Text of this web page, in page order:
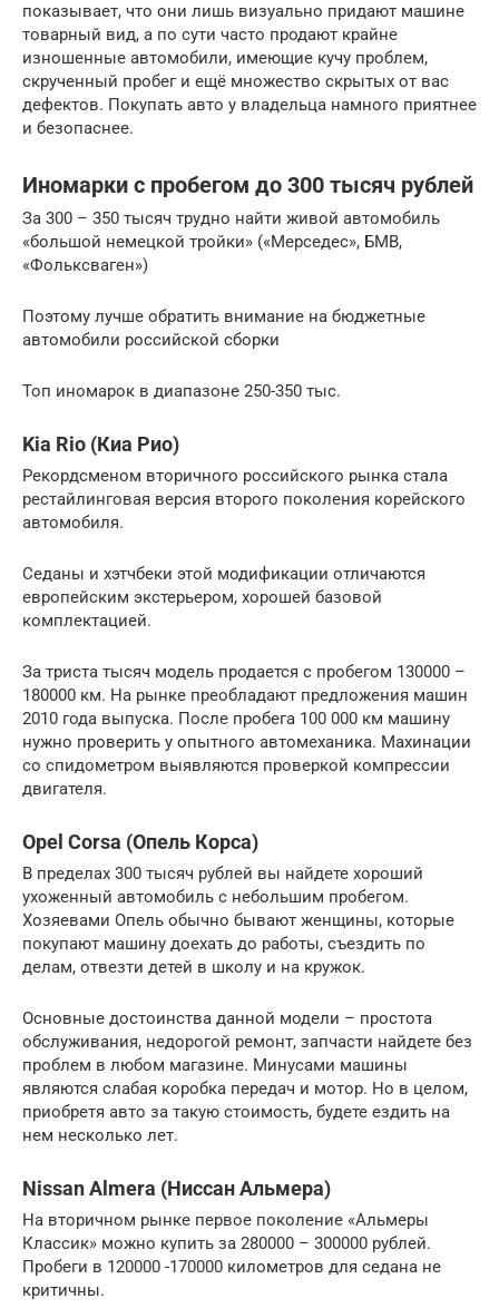
показывает, что они лишь визуально придают машине
товарный вид, а по сути часто продают крайне
изношенные автомобили, имеющие кучу проблем,
скрученный пробег и ещё множество скрытых от вас
дефектов. Покупать авто у владельца намного приятнее
и безопаснее.
Иномарки с пробегом до 300 тысяч рублей
За 300 – 350 тысяч трудно найти живой автомобиль
«большой немецкой тройки» («Мерседес», БМВ,
«Фольксваген»)
Поэтому лучше обратить внимание на бюджетные
автомобили российской сборки
Топ иномарок в диапазоне 250-350 тыс.
Kia Rio (Киа Рио)
Рекордсменом вторичного российского рынка стала
рестайлинговая версия второго поколения корейского
автомобиля.
Седаны и хэтчбеки этой модификации отличаются
европейским экстерьером, хорошей базовой
комплектацией.
За триста тысяч модель продается с пробегом 130000 –
180000 км. На рынке преобладают предложения машин
2010 года выпуска. После пробега 100 000 км машину
нужно проверить у опытного автомеханика. Махинации
со спидометром выявляются проверкой компрессии
двигателя.
Opel Corsa (Опель Корса)
В пределах 300 тысяч рублей вы найдете хороший
ухоженный автомобиль с небольшим пробегом.
Хозяевами Опель обычно бывают женщины, которые
покупают машину доехать до работы, съездить по
делам, отвезти детей в школу и на кружок.
Основные достоинства данной модели – простота
обслуживания, недорогой ремонт, запчасти найдете без
проблем в любом магазине. Минусами машины
являются слабая коробка передач и мотор. Но в целом,
приобретя авто за такую стоимость, будете ездить на
нем несколько лет.
Nissan Almera (Ниссан Альмера)
На вторичном рынке первое поколение «Альмеры
Классик» можно купить за 280000 – 300000 рублей.
Пробеги в 120000 -170000 километров для седана не
критичны.